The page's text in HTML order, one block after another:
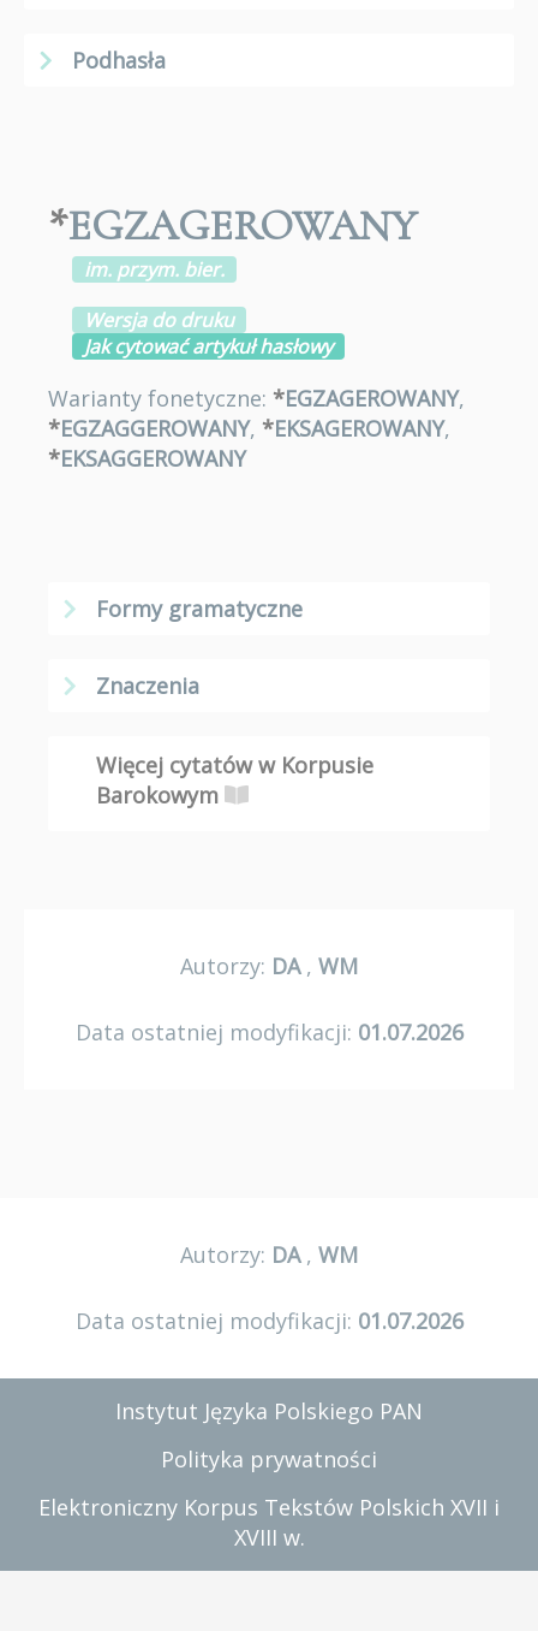
Podhasła
*EGZAGEROWANY
im. przym. bier.
Wersja do druku
Jak cytować artykuł hasłowy
Warianty fonetyczne: *EGZAGEROWANY,
*EGZAGGEROWANY, *EKSAGEROWANY,
*EKSAGGEROWANY
Formy gramatyczne
Znaczenia
Więcej cytatów w Korpusie
Barokowym
Autorzy: DA, WM
Data ostatniej modyfikacji: 01.07.2026
Autorzy: DA, WM
Data ostatniej modyfikacji: 01.07.2026
Instytut Języka Polskiego PAN
Polityka prywatności
Elektroniczny Korpus Tekstów Polskich XVII i
XVIII w.